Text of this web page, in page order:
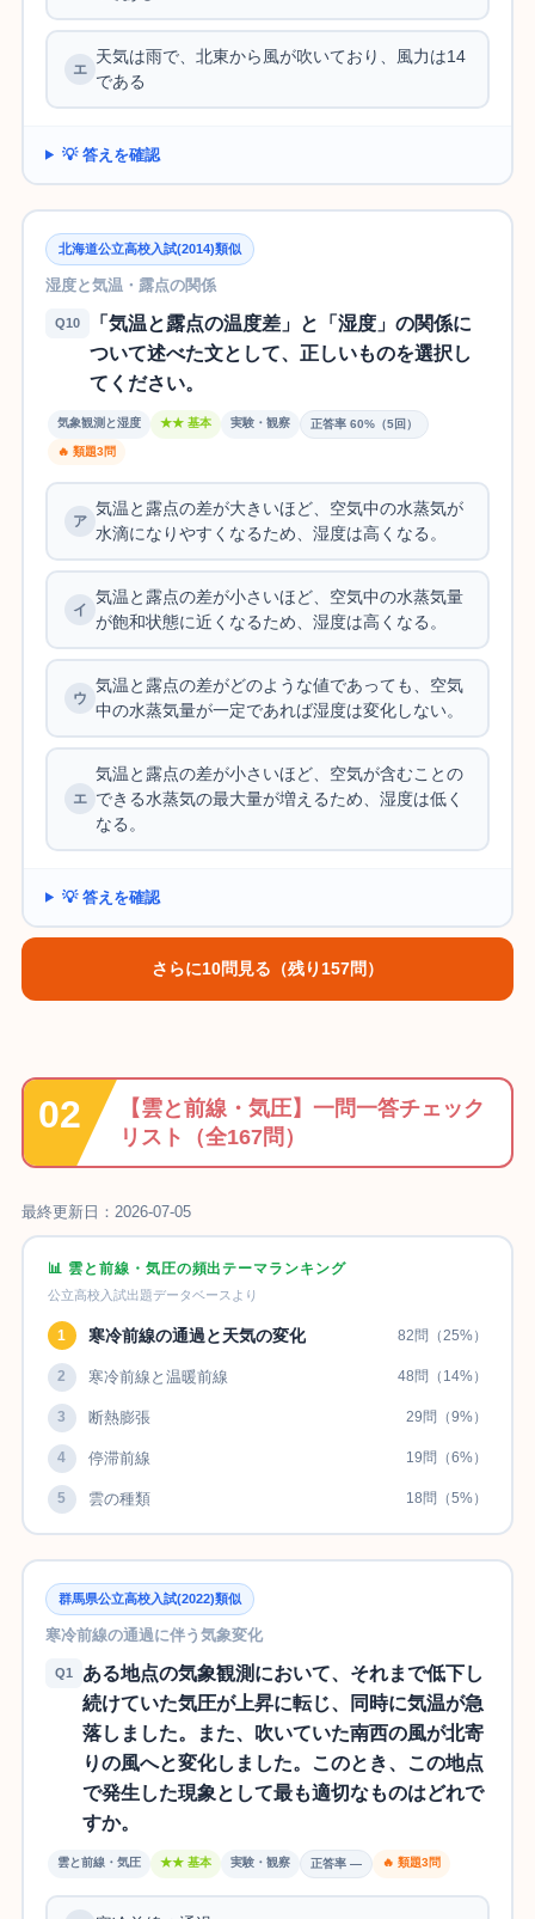
天気は雨で、北東から風が吹いており、風力は14
である
💡 答えを確認
北海道公立高校入試(2014)類似
湿度と気温・露点の関係
Q10
「気温と露点の温度差」と「湿度」の関係に
ついて述べた文として、正しいものを選択し
てください。
気象観測と湿度 ★★ 基本 実験・観察 正答率 60%（5回）
🔥 類題3問
気温と露点の差が大きいほど、空気中の水蒸気が
水滴になりやすくなるため、湿度は高くなる。
気温と露点の差が小さいほど、空気中の水蒸気量
が飽和状態に近くなるため、湿度は高くなる。
気温と露点の差がどのような値であっても、空気
中の水蒸気量が一定であれば湿度は変化しない。
気温と露点の差が小さいほど、空気が含むことの
できる水蒸気の最大量が増えるため、湿度は低く
なる。
💡 答えを確認
さらに10問見る（残り157問）
【雲と前線・気圧】一問一答チェック
リスト（全167問）
最終更新日：2026-07-05
📊 雲と前線・気圧の頻出テーマランキング
公立高校入試出題データベースより
1 寒冷前線の通過と天気の変化 82問（25%）
2 寒冷前線と温暖前線 48問（14%）
3 断熱膨張 29問（9%）
4 停滞前線 19問（6%）
5 雲の種類 18問（5%）
群馬県公立高校入試(2022)類似
寒冷前線の通過に伴う気象変化
Q1
ある地点の気象観測において、それまで低下し
続けていた気圧が上昇に転じ、同時に気温が急
落しました。また、吹いていた南西の風が北寄
りの風へと変化しました。このとき、この地点
で発生した現象として最も適切なものはどれで
すか。
雲と前線・気圧 ★★ 基本 実験・観察 正答率 — 🔥 類題3問